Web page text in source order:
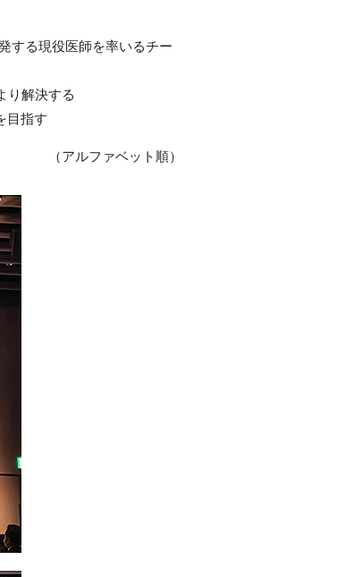
する現役医師を率いるチー
り解決する
目指す
（アルファベット順）